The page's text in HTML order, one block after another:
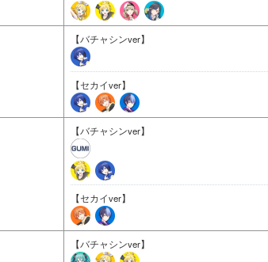
【バチャシンver】
【セカイver】
【バチャシンver】
【セカイver】
【バチャシンver】